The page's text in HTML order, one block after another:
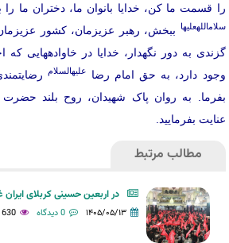
را قسمت ما کن، خدایا بانوان ما، دختران
سلام­الله­علیها
ببخش، رهبر عزیزمان، کشور
گزندی به دور نگهدار، خدایا در خاواده­هایی که
وجود دارد، به حق امام رضا
علیه­السلام
بفرما. به روان پاک شهیدان، روح بلند
عنایت بفرمایید.
مطالب مرتبط
در اربعین حسینی کربلای
۱۴۰۵/۰۵/۱۳ 0 دیدگاه 630 مشاهده